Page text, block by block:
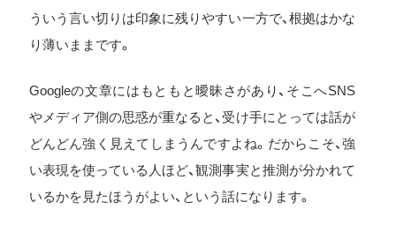
ういう言い切りは印象に残りやすい一方で、根拠はかな
り薄いままです。
Googleの文章にはもともと曖昧さがあり、そこへSNS
やメディア側の思惑が重なると、受け手にとっては話が
どんどん強く見えてしまうんですよね。だからこそ、強
い表現を使っている人ほど、観測事実と推測が分かれて
いるかを見たほうがよい、という話になります。